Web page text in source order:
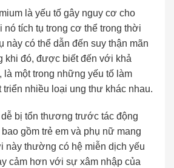
là yếu tố gây nguy cơ cho
nó tích tụ trong cơ thể trong thời
này có thể dẫn đến suy thận mãn
khi đó, được biết đến với khả
là một trong những yếu tố làm
triển nhiều loại ung thư khác nhau.
bị tổn thương trước tác động
gồm trẻ em và phụ nữ mang
này thường có hệ miễn dịch yếu
cảm hơn với sự xâm nhập của